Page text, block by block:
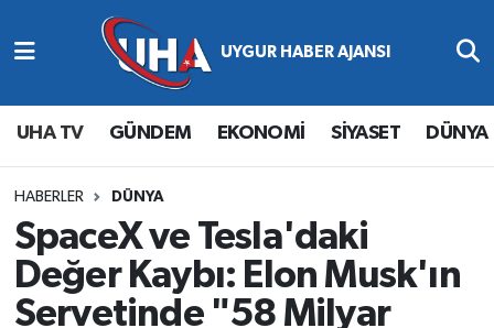
UHA TV GÜNDEM EKONOMİ SİYASET DÜNYA
HABERLER DÜNYA
SpaceX ve Tesla'daki
Değer Kaybı: Elon Musk'ın
Servetinde "58 Milyar
Abone Ol
Gündem
Ekonomi
Magazin
Siyaset
Nöbetçi Eczaneler
Hava Durumu
Namaz Vakitleri
Trafik Durumu
Süper Lig Puan Durumu ve Fikstür